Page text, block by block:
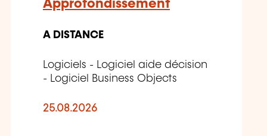
Approfondissement
A DISTANCE
Logiciels - Logiciel aide décision
- Logiciel Business Objects
25.08.2026